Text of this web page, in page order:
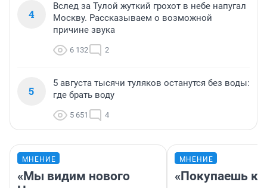
4
Вслед за Тулой жуткий грохот в небе напугал
Москву. Рассказываем о возможной
причине звука
6 132 2
5
5 августа тысячи туляков останутся без воды:
где брать воду
5 651 4
МНЕНИЕ
«Мы видим нового
МНЕНИЕ
«Покупаешь